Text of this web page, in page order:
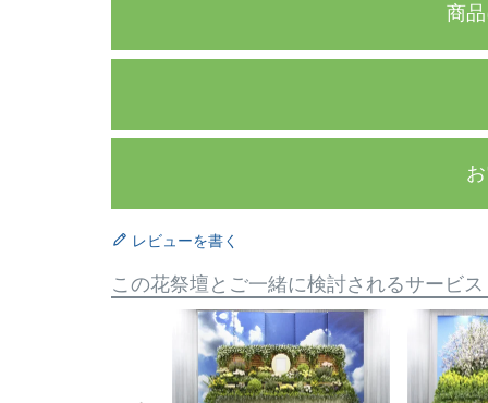
商
レビューを書く
この花祭壇とご一緒に検討されるサービス